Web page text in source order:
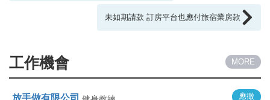
未如期請款 訂房平台也應付旅宿業房款
工作機會 MORE
放手做有限公司 應徵